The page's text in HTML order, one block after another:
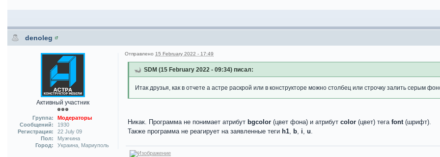
denoleg
Активный участник
Группа:
Модераторы
Сообщений:
1930
Регистрация:
22 July 09
Пол:
Мужчина
Город:
Украина, Мариуполь
Отправлено 15 February 2022 - 17:49
SDM (15 February 2022 - 09:34) писал:
Итак друзья, как в отчете а астре раскрой или в конструкторе можно столбец или строчку залить серым
Никак. Программа не понимает атрибут bgcolor (цвет фона) и атрибут color (цвет) тега font(шрифт).
Также программа не реагирует на заявленные теги h1, b, i, u.